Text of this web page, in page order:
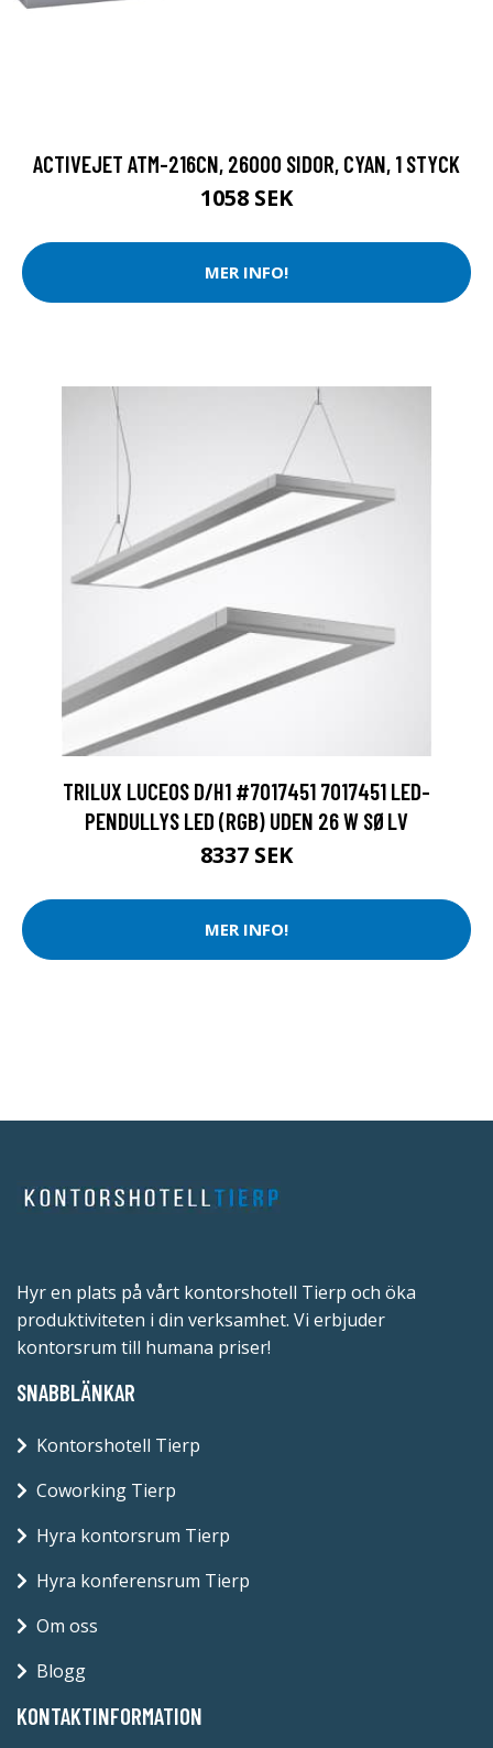
ACTIVEJET ATM-216CN, 26000 SIDOR, CYAN, 1 STYCK
1058 SEK
MER INFO!
TRILUX LUCEOS D/H1 #7017451 7017451 LED-
PENDULLYS LED (RGB) UDEN 26 W SØLV
8337 SEK
MER INFO!
Hyr en plats på vårt kontorshotell Tierp och öka
produktiviteten i din verksamhet. Vi erbjuder
kontorsrum till humana priser!
SNABBLÄNKAR
Kontorshotell Tierp
Coworking Tierp
Hyra kontorsrum Tierp
Hyra konferensrum Tierp
Om oss
Blogg
KONTAKTINFORMATION